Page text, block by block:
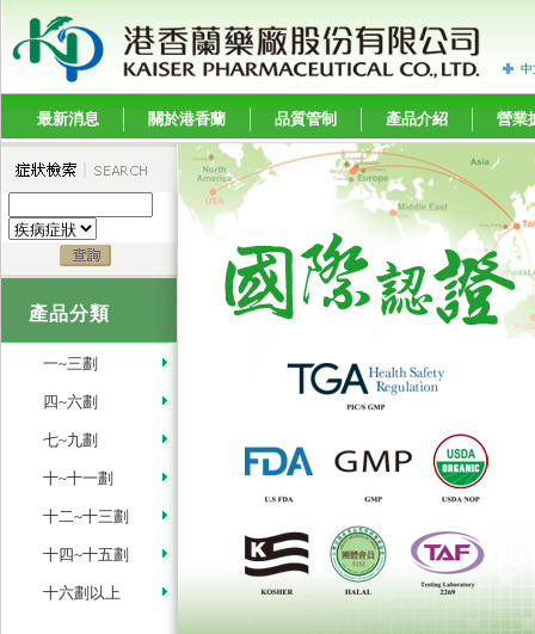
中
最新消息 關於港香蘭 品質管制 產品介紹 營業
產品分類
一~三劃
四~六劃
七~九劃
十~十一劃
十二~十三劃
十四~十五劃
十六劃以上